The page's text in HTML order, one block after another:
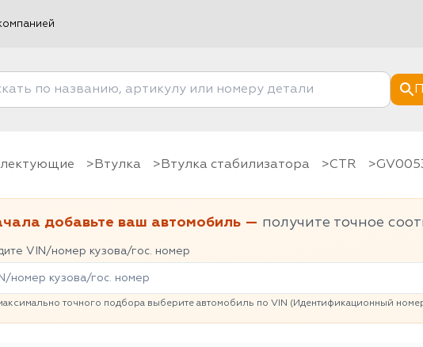
Втулка Втулка стабилизатора CTR
добавьте ваш автомобиль — получите точное
VIN/номер кузова/гос. номер
точного подбора выберите автомобиль по VIN (Идентификационный